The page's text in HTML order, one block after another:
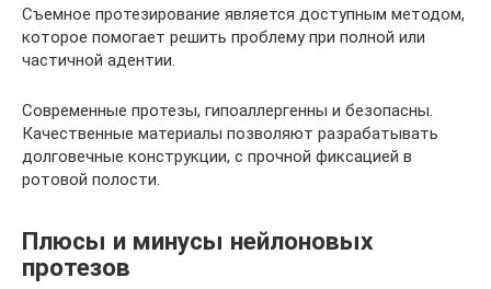
Съемное протезирование является доступным методом,
которое помогает решить проблему при полной или
частичной адентии.
Современные протезы, гипоаллергенны и безопасны.
Качественные материалы позволяют разрабатывать
долговечные конструкции, с прочной фиксацией в
ротовой полости.
Плюсы и минусы нейлоновых
протезов